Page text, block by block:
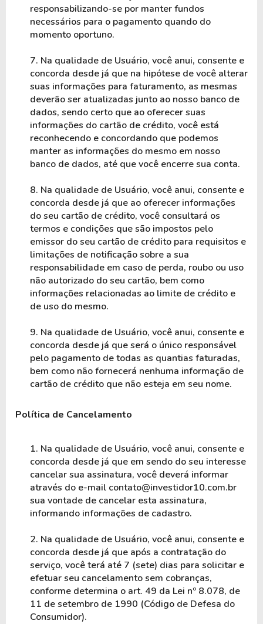
responsabilizando-se por manter fundos
necessários para o pagamento quando do
momento oportuno.
7. Na qualidade de Usuário, você anui, consente e
concorda desde já que na hipótese de você alterar
suas informações para faturamento, as mesmas
deverão ser atualizadas junto ao nosso banco de
dados, sendo certo que ao oferecer suas
informações do cartão de crédito, você está
reconhecendo e concordando que podemos
manter as informações do mesmo em nosso
banco de dados, até que você encerre sua conta.
8. Na qualidade de Usuário, você anui, consente e
concorda desde já que ao oferecer informações
do seu cartão de crédito, você consultará os
termos e condições que são impostos pelo
emissor do seu cartão de crédito para requisitos e
limitações de notificação sobre a sua
responsabilidade em caso de perda, roubo ou uso
não autorizado do seu cartão, bem como
informações relacionadas ao limite de crédito e
de uso do mesmo.
9. Na qualidade de Usuário, você anui, consente e
concorda desde já que será o único responsável
pelo pagamento de todas as quantias faturadas,
bem como não fornecerá nenhuma informação de
cartão de crédito que não esteja em seu nome.
Política de Cancelamento
1. Na qualidade de Usuário, você anui, consente e
concorda desde já que em sendo do seu interesse
cancelar sua assinatura, você deverá informar
através do e-mail contato@investidor10.com.br
sua vontade de cancelar esta assinatura,
informando informações de cadastro.
2. Na qualidade de Usuário, você anui, consente e
concorda desde já que após a contratação do
serviço, você terá até 7 (sete) dias para solicitar e
efetuar seu cancelamento sem cobranças,
conforme determina o art. 49 da Lei nº 8.078, de
11 de setembro de 1990 (Código de Defesa do
Consumidor).